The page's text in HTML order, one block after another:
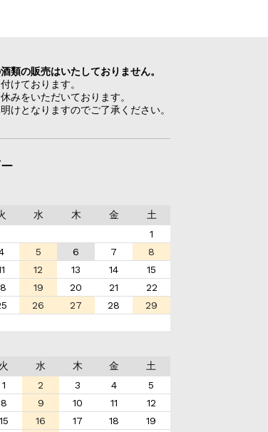
類の販売はいたしておりません。
けております。
みをいただいております。
けとなりますのでご了承ください。
水 木 金
土
1
5 6 7
8
12 13 14
15
19 20 21
22
26 27 28
29
火 水 木 金
土
1
2 3 4
5
8 9 10 11
12
15 16 17 18 19